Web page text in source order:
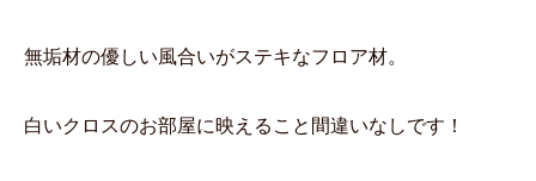
無垢材の優しい風合いがステキなフロア材。
白いクロスのお部屋に映えること間違いなしです！